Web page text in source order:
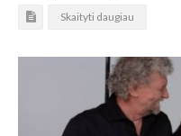
Skaityti daugiau